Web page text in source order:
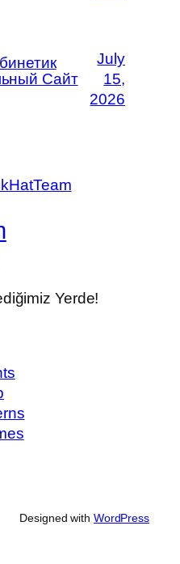
Сайт
July
15,
2026
Yerde!
Designed with WordPress